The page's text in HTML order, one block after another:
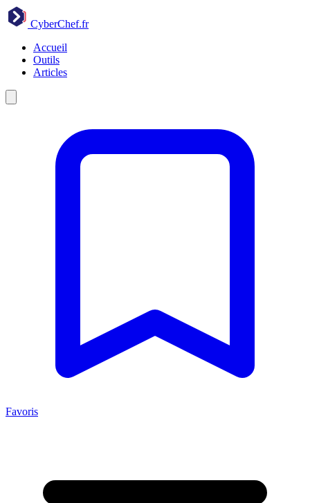
CyberChef.fr
Accueil
Outils
Articles
Favoris